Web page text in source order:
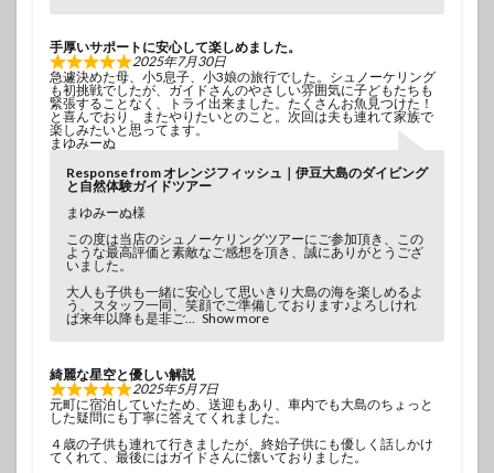
手厚いサポートに安心して楽しめました。
2025年7月30日
急遽決めた母、小5息子、小3娘の旅行でした。シュノーケリング
も初挑戦でしたが、ガイドさんのやさしい雰囲気に子どもたちも
緊張することなく、トライ出来ました。たくさんお魚見つけた！
と喜んでおり、またやりたいとのこと。次回は夫も連れて家族で
楽しみたいと思ってます。
まゆみーぬ
Response from オレンジフィッシュ｜伊豆大島のダイビング
と自然体験ガイドツアー
まゆみーぬ様
この度は当店のシュノーケリングツアーにご参加頂き、この
ような最高評価と素敵なご感想を頂き、誠にありがとうござ
いました。
大人も子供も一緒に安心して思いきり大島の海を楽しめるよ
う、スタッフ一同、笑顔でご準備しております♪よろしけれ
ば来年以降も是非ご
Show more
綺麗な星空と優しい解説
2025年5月7日
元町に宿泊していたため、送迎もあり、車内でも大島のちょっと
した疑問にも丁寧に答えてくれました。
４歳の子供も連れて行きましたが、終始子供にも優しく話しかけ
てくれて、最後にはガイドさんに懐いておりました。